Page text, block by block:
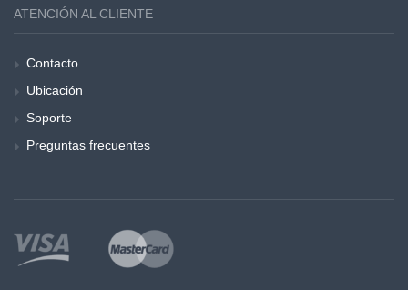
ATENCIÓN AL CLIENTE
Contacto
Ubicación
Soporte
Preguntas frecuentes